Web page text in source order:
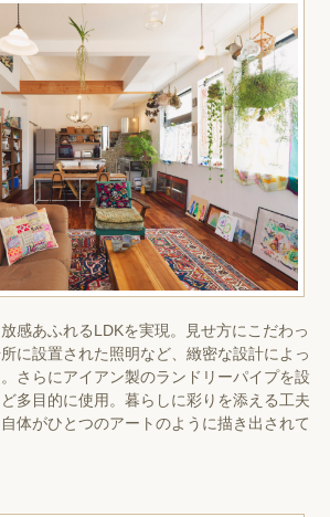
感あふれるLDKを実現。見せ方にこだわっ
に設置された照明など、緻密な設計によっ
さらにアイアン製のランドリーパイプを設
多目的に使用。暮らしに彩りを添える工夫
体がひとつのアートのように描き出されて